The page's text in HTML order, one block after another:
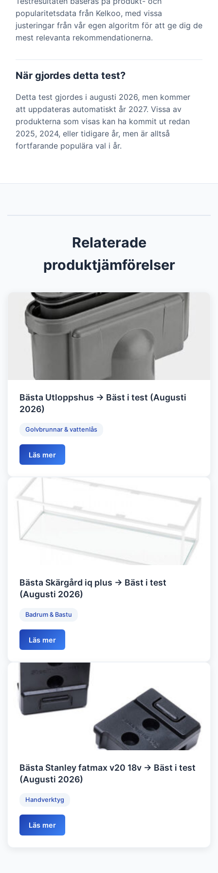
popularitetsdata från Kelkoo, med vissa
justeringar från vår egen algoritm för att ge dig de
mest relevanta rekommendationerna.
När gjordes detta test?
Detta test gjordes i augusti 2026, men kommer
att uppdateras automatiskt år 2027. Vissa av
produkterna som visas kan ha kommit ut redan
2025, 2024, eller tidigare år, men är alltså
fortfarande populära val i år.
Relaterade
produktjämförelser
Bästa Utloppshus → Bäst i test (Augusti
2026)
Golvbrunnar & vattenlås
Läs mer
Bästa Skärgård iq plus → Bäst i test
(Augusti 2026)
Badrum & Bastu
Läs mer
Bästa Stanley fatmax v20 18v → Bäst i test
(Augusti 2026)
Handverktyg
Läs mer